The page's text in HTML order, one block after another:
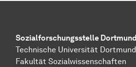
Sozial­forschungs­stelle Dortmund
Technische Universität Dortmund
Fakultät Sozialwissenschaften